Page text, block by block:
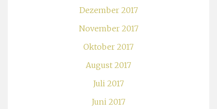
Dezember 2017
November 2017
Oktober 2017
August 2017
Juli 2017
Juni 2017